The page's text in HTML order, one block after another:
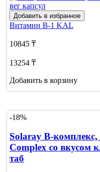
Добавить в избранное
Витамин В-1 KAL
10845 ₸
13254 ₸
Добавить в корзину
-18%
Solaray B-
Complex со вкусом
таб